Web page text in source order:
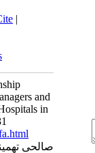
|
and
in
صالحی